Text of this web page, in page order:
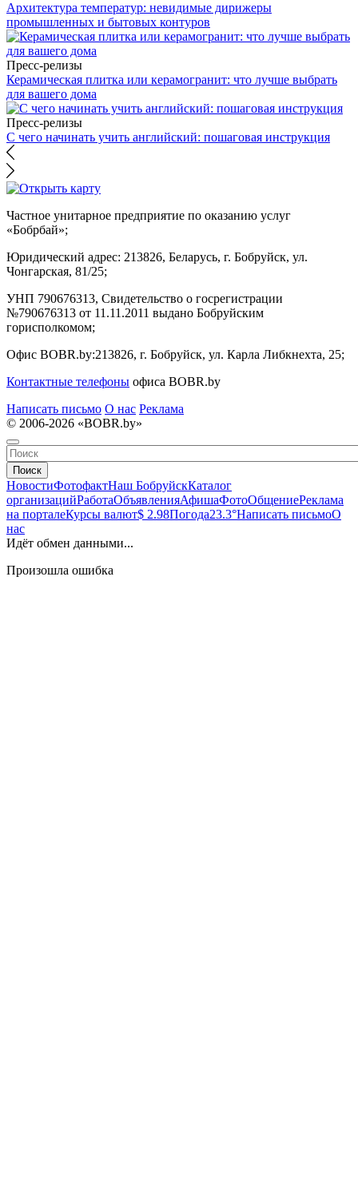
Архитектура температур: невидимые дирижеры
промышленных и бытовых контуров
Пресс-релизы
Керамическая плитка или керамогранит: что лучше выбрать
для вашего дома
Пресс-релизы
С чего начинать учить английский: пошаговая инструкция
Частное унитарное предприятие по оказанию услуг
«Бобрбай»;
Юридический адрес: 213826, Беларусь, г. Бобруйск, ул.
Чонгарская, 81/25;
УНП 790676313, Свидетельство о госрегистрации
№790676313 от 11.11.2011 выдано Бобруйским
горисполкомом;
Офис BOBR.by:213826, г. Бобруйск, ул. Карла Либкнехта, 25;
Контактные телефоны офиса BOBR.by
Написать письмо О нас Реклама
© 2006-2026 «BOBR.by»
Поиск
НовостиФотофактНаш БобруйскКаталог
организацийРаботаОбъявленияАфишаФотоОбщениеРеклама
на порталеКурсы валют$ 2.98Погода23.3°Написать письмоО
нас
Идёт обмен данными...
Произошла ошибка